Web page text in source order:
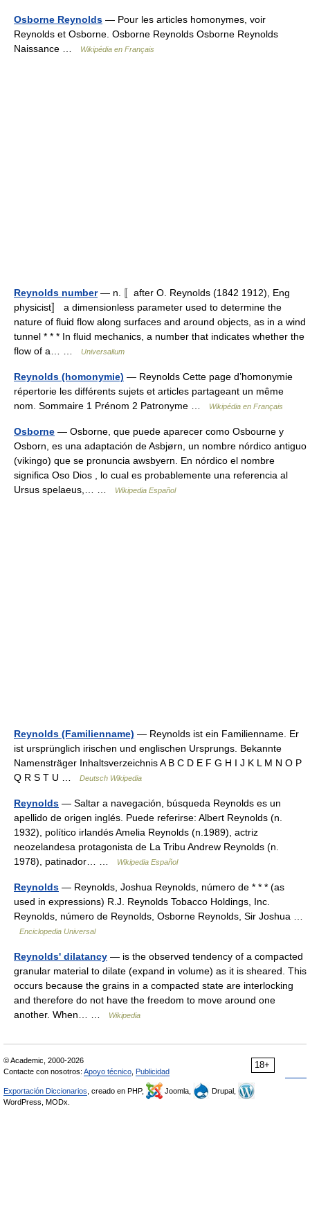
Osborne Reynolds — Pour les articles homonymes, voir
Reynolds et Osborne. Osborne Reynolds Osborne Reynolds
Naissance …
Wikipédia en Français
Reynolds number— n. 〚after O. Reynolds (1842 1912), Eng
physicist〛 a dimensionless parameter used to determine the
nature of fluid flow along surfaces and around objects, as in a wind
tunnel * * * In fluid mechanics, a number that indicates whether the
flow of a… …
Universalium
Reynolds (homonymie) — Reynolds Cette page d’homonymie
répertorie les différents sujets et articles partageant un même
nom. Sommaire 1 Prénom 2 Patronyme …
Wikipédia en Français
Osborne — Osborne, que puede aparecer como Osbourne y
Osborn, es una adaptación de Asbjørn, un nombre nórdico antiguo
(vikingo) que se pronuncia awsbyern. En nórdico el nombre
significa Oso Dios , lo cual es probablemente una referencia al
Ursus spelaeus,… …
Wikipedia Español
Reynolds (Familienname) — Reynolds ist ein Familienname. Er
ist ursprünglich irischen und englischen Ursprungs. Bekannte
Namensträger Inhaltsverzeichnis A B C D E F G H I J K L M N O P
Q R S T U …
Deutsch Wikipedia
Reynolds — Saltar a navegación, búsqueda Reynolds es un
apellido de origen inglés. Puede referirse: Albert Reynolds (n.
1932), político irlandés Amelia Reynolds (n.1989), actriz
neozelandesa protagonista de La Tribu Andrew Reynolds (n.
1978), patinador… …
Wikipedia Español
Reynolds — Reynolds, Joshua Reynolds, número de * * * (as
used in expressions) R.J. Reynolds Tobacco Holdings, Inc.
Reynolds, número de Reynolds, Osborne Reynolds, Sir Joshua …
Enciclopedia Universal
Reynolds' dilatancy — is the observed tendency of a compacted
granular material to dilate (expand in volume) as it is sheared. This
occurs because the grains in a compacted state are interlocking
and therefore do not have the freedom to move around one
another. When… …
Wikipedia
18+
© Academic, 2000-2026
Contacte con nosotros: Apoyo técnico Publicidad
Exportación Diccionarios , creado en PHP, Joomla,
Drupal,
WordPress, MODx.